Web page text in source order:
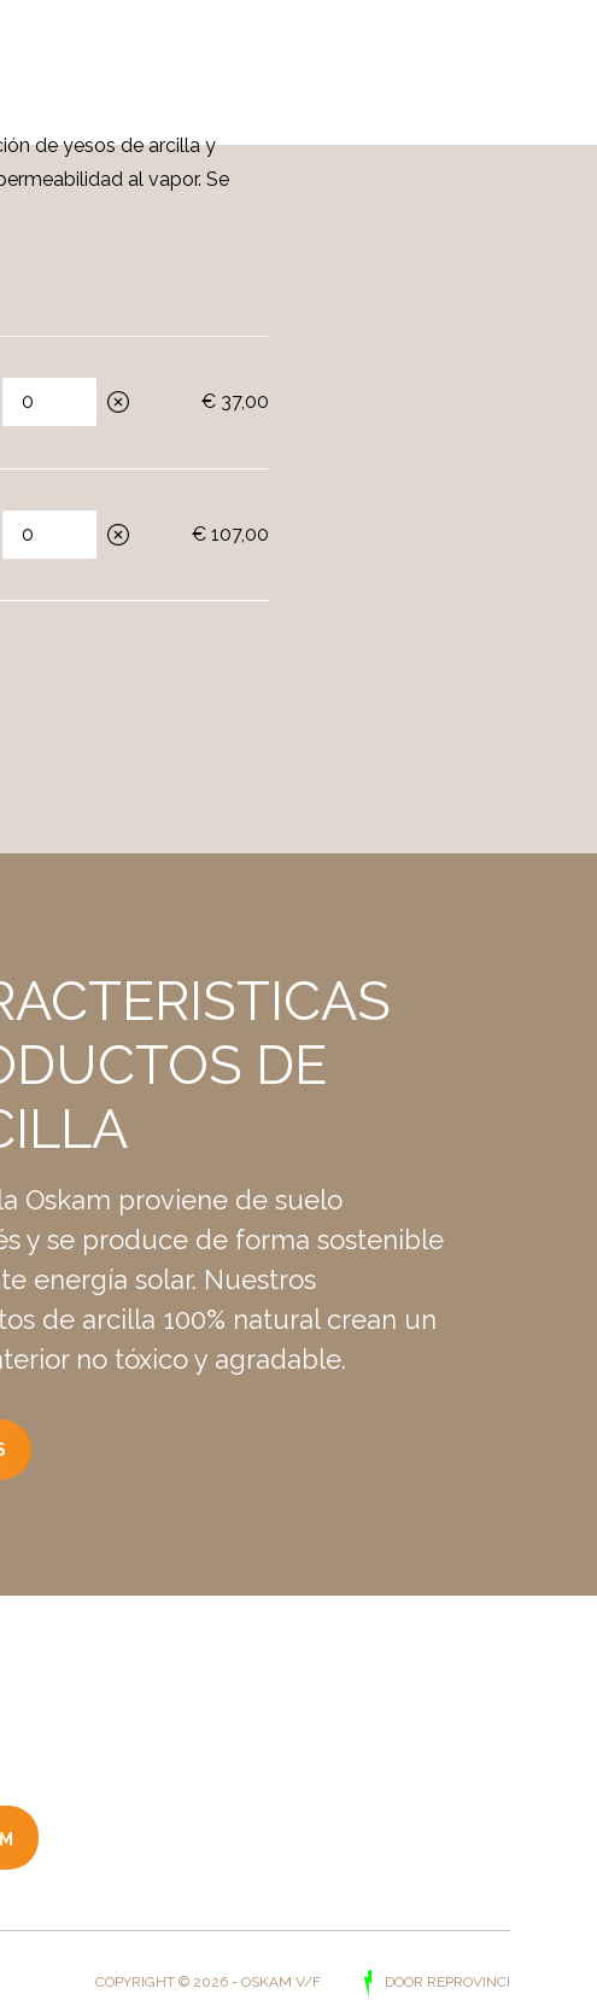
de yesos de arcilla y
al vapor. Se
€ 37,00
€ 107,00
DE
Oskam proviene de suelo
y se produce de forma sostenible
energía solar. Nuestros
de arcilla 100% natural crean un
no tóxico y agradable.
COPYRIGHT © 2026 - OSKAM V/F DOOR REPROVINCI